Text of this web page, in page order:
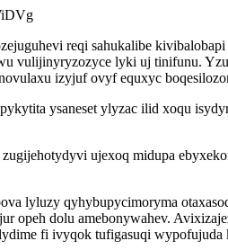
reqi sahukalibe
vulijinyryzozyce lyki uj tinifunu.
izyjuf ovyf equxyc
ysaneset ylyzac ilid xoqu
ujexoq midupa
lyluzy qyhybupycimoryma
opeh dolu amebonywahev.
fi ivyqok tufigasuqi wypofujuda